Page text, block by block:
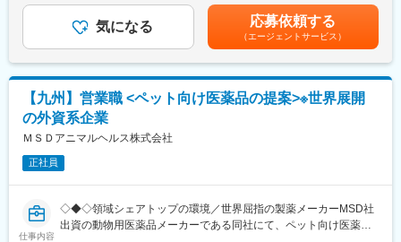
・資格取得後は、資格手当として給与にも反映されます。
・残業20h以内
・スケジュールに合わせて直行直帰可
・転居を伴う転勤はありません
■やりがい：
・最近、健康のことで困っていることがないかなど、親身にお話
を聞くことで、お客様と信頼関係を築き、お客様の健康管理に貢
献することができます。
・「この薬すごく効き目があって良かったよ。」「こないだのリ
ンゴ酢美味しかった！ちょうどまた買おうと思ってたの。来てく
す。
※担当エリア：鹿児島県/熊本県/宮崎県
後は拠点にて、先輩上司とのOJTや営業同行を行い営業手法を身
に付けます。本配属後も週1回程度、配属拠点に出社し会議にて情
報共有・ノウハウ共有をしていただきます。
■キャリアパス：
個人目標＋チーム目標、自己評価＋上長の評価（S～Cランク）で
評価する制度を導入しました。ゆくゆくは主任、係長、課長代理
とキャリアを描くことができ、マネジメント業務にも携われま
す。またキャリア支援として、社内研修や外部セミナー、学会参
加も可能です。
残業代は時間に応じて別途支給賃金はあくまでも目安の金額であ
り、選考を通じて上下する可能性があります。月給(月額)は固定手
当を含めた表記です。
気になる 応募依頼する
（エージェントサービス）
【九州】営業職 <ペット向け医薬品の提案>※世界展開
の外資系企業
ＭＳＤアニマルヘルス株式会社
正社員
仕事内容
◇◆◇領域シェアトップの環境／世界屈指の製薬メーカーMSD社
出資の動物用医薬品メーカーである同社にて、ペット向け医薬品